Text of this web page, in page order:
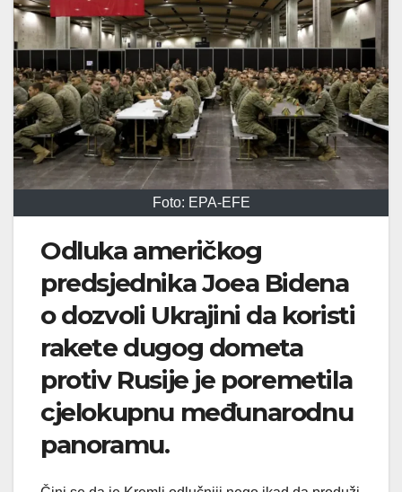
Foto: EPA-EFE
Odluka američkog
predsjednika Joea Bidena
o dozvoli Ukrajini da koristi
rakete dugog dometa
protiv Rusije je poremetila
cjelokupnu međunarodnu
panoramu.